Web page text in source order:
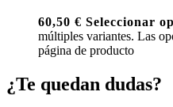
60,50 € Seleccionar
múltiples variantes. Las
página de producto
¿Te quedan dudas?